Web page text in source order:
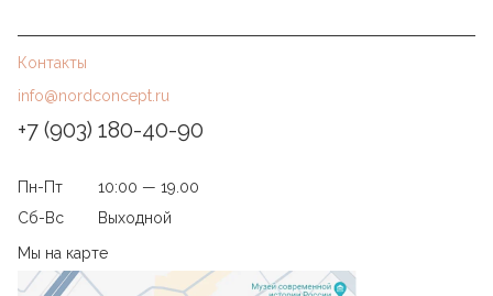
Контакты
info@nordconcept.ru
+7 (903) 180-40-90
Пн-Пт
10:00 — 19.00
Сб-Вс
Выходной
Мы на карте